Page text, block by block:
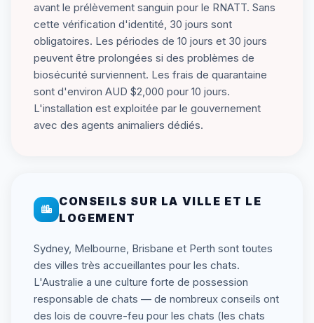
avant le prélèvement sanguin pour le RNATT. Sans
cette vérification d'identité, 30 jours sont
obligatoires. Les périodes de 10 jours et 30 jours
peuvent être prolongées si des problèmes de
biosécurité surviennent. Les frais de quarantaine
sont d'environ AUD $2,000 pour 10 jours.
L'installation est exploitée par le gouvernement
avec des agents animaliers dédiés.
CONSEILS SUR LA VILLE ET LE
LOGEMENT
Sydney, Melbourne, Brisbane et Perth sont toutes
des villes très accueillantes pour les chats.
L'Australie a une culture forte de possession
responsable de chats — de nombreux conseils ont
des lois de couvre-feu pour les chats (les chats